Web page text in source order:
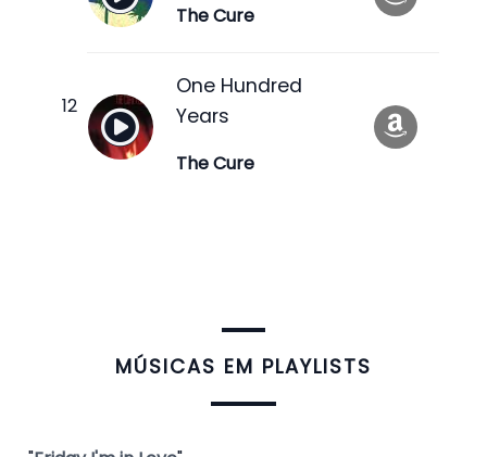
The Cure
One Hundred
Years
The Cure
​MÚSICAS EM PLAYLISTS